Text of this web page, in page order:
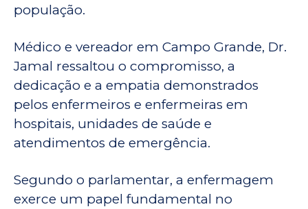
população.
Médico e vereador em Campo Grande, Dr.
Jamal ressaltou o compromisso, a
dedicação e a empatia demonstrados
pelos enfermeiros e enfermeiras em
hospitais, unidades de saúde e
atendimentos de emergência.
Segundo o parlamentar, a enfermagem
exerce um papel fundamental no